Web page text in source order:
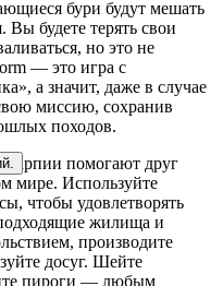
бури будут мешать
будете терять свои
но это не
— это игра с
а значит, даже в случае
миссию, сохранив
походов.
помогают друг
мире. Используйте
чтобы удовлетворять
жилища и
производите
досуг. Шейте
пироги — любым